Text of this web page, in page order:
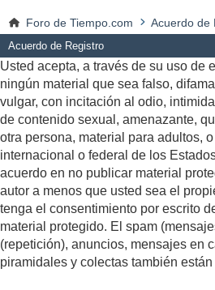
Foro de Tiempo.com Acuerdo de
Acuerdo de Registro
Usted acepta, a través de su uso de
ningún material que sea falso,
vulgar, con incitación al odio,
de contenido sexual, amenazante,
otra persona, material para adultos,
internacional o federal de los
acuerdo en no publicar material
autor a menos que usted sea el
tenga el consentimiento por escrito
material protegido. El spam
(repetición), anuncios, mensajes en
piramidales y colectas también